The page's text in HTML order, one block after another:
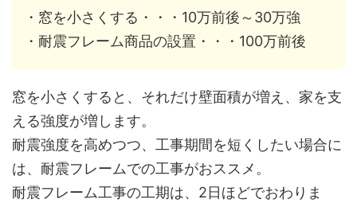
・窓を小さくする・・・10万前後～30万強
・耐震フレーム商品の設置・・・100万前後
窓を小さくすると、それだけ壁面積が増え、家を支
える強度が増します。
耐震強度を高めつつ、工事期間を短くしたい場合に
は、耐震フレームでの工事がおススメ。
耐震フレーム工事の工期は、2日ほどでおわりま